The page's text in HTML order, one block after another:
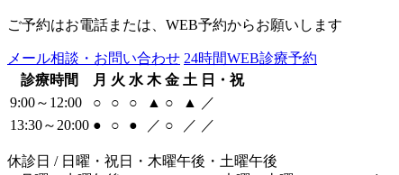
ご予約はお電話または、WEB予約からお願いします
メール相談・お問い合わせ 24時間WEB診療予約
診療時間
月 火 水 木 金 土 日・祝
9:00～12:00
○ ○ ○ ▲ ○ ▲
／
13:30～20:00 ● ○ ● ／ ○ ／ ／
休診日 / 日曜・祝日・木曜午後・土曜午後